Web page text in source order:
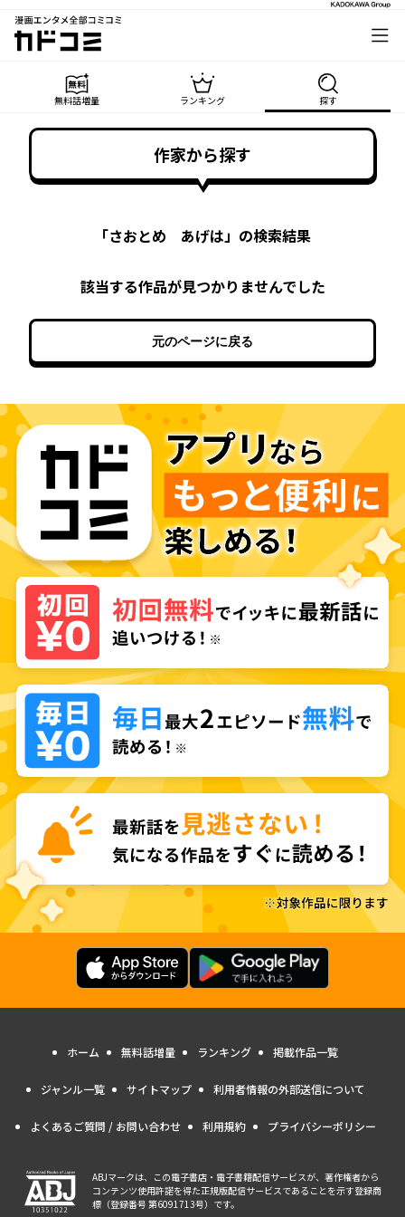
漫画エンタメ全部コミコミ
カドコミ
無料話増量 ランキング 探す
作家から探す
「さおとめ あげは」の検索結果
該当する作品が見つかりませんでした
元のページに戻る
ホーム 無料話増量 ランキング 掲載作品一覧
ジャンル一覧 サイトマップ 利用者情報の外部送信について
よくあるご質問 / お問い合わせ 利用規約 プライバシーポリシー
ABJマークは、この電子書店・電子書籍配信サービスが、著作権者から
コンテンツ使用許諾を得た正規版配信サービスであることを示す登録商
標（登録番号 第6091713号）です。